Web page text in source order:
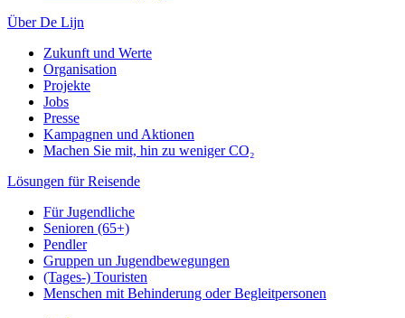
Über De Lijn
Zukunft und Werte
Organisation
Projekte
Jobs
Presse
Kampagnen und Aktionen
Machen Sie mit, hin zu weniger CO₂
Lösungen für Reisende
Für Jugendliche
Senioren (65+)
Pendler
Gruppen un Jugendbewegungen
(Tages-) Touristen
Menschen mit Behinderung oder Begleitpersonen